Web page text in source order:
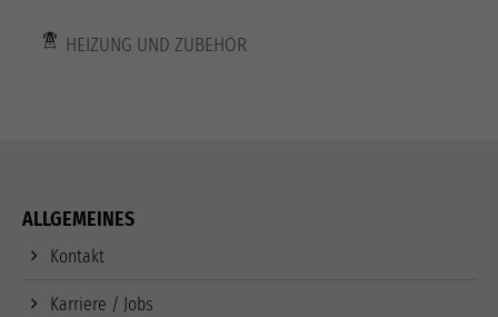
HEIZUNG UND ZUBEHÖR
ALLGEMEINES
Kontakt
Karriere / Jobs